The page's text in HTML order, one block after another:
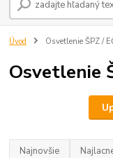
Úvod Osvetlenie ŠPZ /
Osvetlenie
Najnovšie